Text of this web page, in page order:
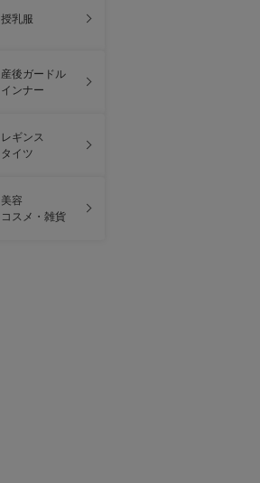
授乳服
産後ガードル
インナー
レギンス
タイツ
美容
コスメ・雑貨